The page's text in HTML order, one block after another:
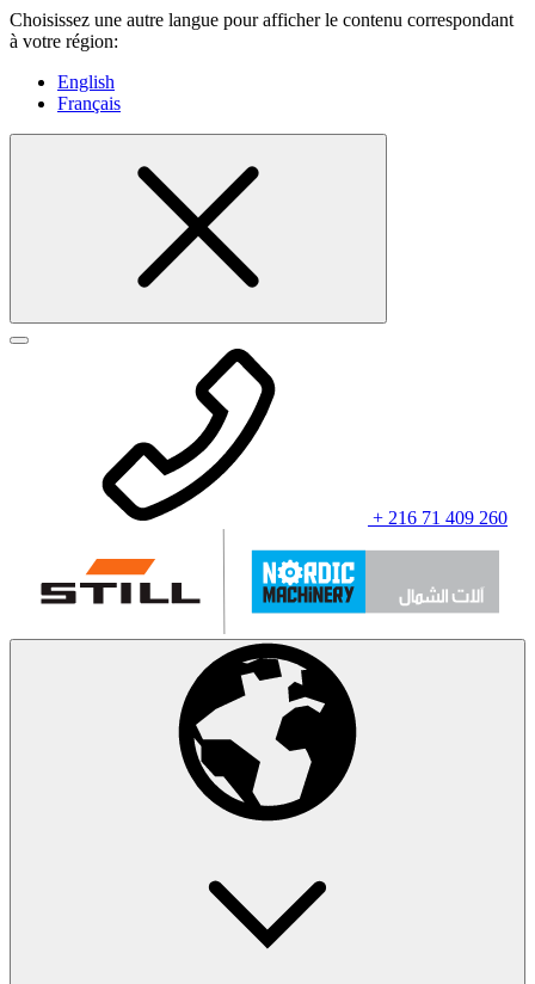
Choisissez une autre langue pour afficher le contenu correspondant
à votre région:
English
Français
+ 216 71 409 260